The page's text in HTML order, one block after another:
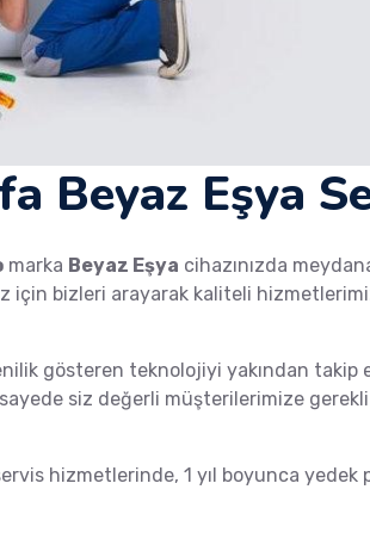
Beyaz Eşya
marka Beyaz Eşya cihazınızda
için bizleri arayarak kaliteli
gösteren teknolojiyi yakından takip
siz değerli müşterilerimize
hizmetlerinde, 1 yıl boyunca yedek